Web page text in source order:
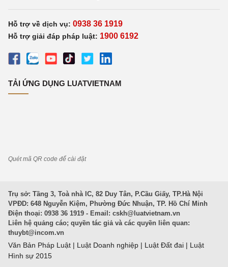
Hỗ trợ về dịch vụ: 0938 36 1919
Hỗ trợ giải đáp pháp luật: 1900 6192
TẢI ỨNG DỤNG LUATVIETNAM
Quét mã QR code để cài đặt
Trụ sở: Tầng 3, Toà nhà IC, 82 Duy Tân, P.Cầu Giấy, TP.Hà Nội
VPĐD: 648 Nguyễn Kiệm, Phường Đức Nhuận, TP. Hồ Chí Minh
Điện thoại: 0938 36 1919 - Email: cskh@luatvietnam.vn
Liên hệ quảng cáo; quyền tác giả và các quyền liên quan:
thuybt@incom.vn
Văn Bản Pháp Luật | Luật Doanh nghiệp | Luật Đất đai | Luật
Hình sự 2015